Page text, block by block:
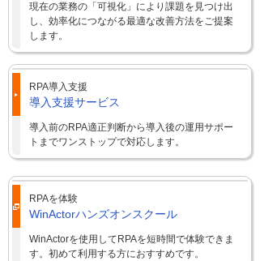
現在の業務の「可視化」により課題を見つけ出
し、効率化につながる最適な改善方法をご提案
します。
RPA導入支援
導入支援サービス
導入前のRPA適正判断から導入後の運用サポー
トまでワンストップで対応します。
RPAを体験
WinActorハンズオンスクール
WinActorを使用してRPAを短時間で体験できま
す。初めて利用する方におすすめです。